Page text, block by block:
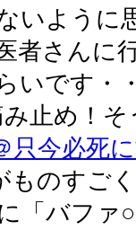
いように
者さんに
いです・
止め！
只今必死
ものすご
「バファ